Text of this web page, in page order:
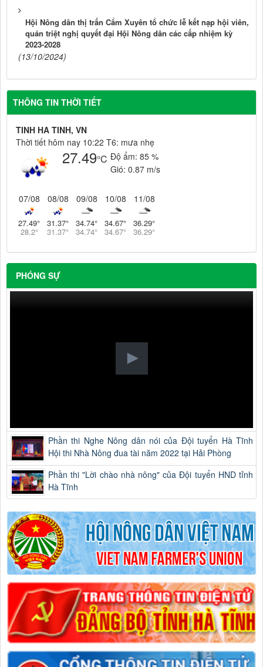
Hội Nông dân thị trấn Cẩm Xuyên tổ chức lễ kết nạp hội viên,
quán triệt nghị quyết đại Hội Nông dân các cấp nhiệm kỳ
2023-2028
(13/10/2024)
THÔNG TIN THỜI TIẾT
TINH HA TINH, VN
Thời tiết hôm nay 10:22 T6: mưa nhẹ
27.49°C Độ ẩm: 85 %
Gió: 0.87 m/s
07/08
27.49°
28.2°
08/08
31.37°
31.37°
09/08
34.74°
34.74°
10/08
34.67°
34.67°
11/08
36.29°
36.29°
PHÓNG SỰ
Phần thi Nghe Nông dân nói của Đội tuyển Hà Tĩnh
Hội thi Nhà Nông đua tài năm 2022 tại Hải Phòng
Phần thi "Lời chào nhà nông" của Đội tuyển HND tỉnh
Hà Tĩnh